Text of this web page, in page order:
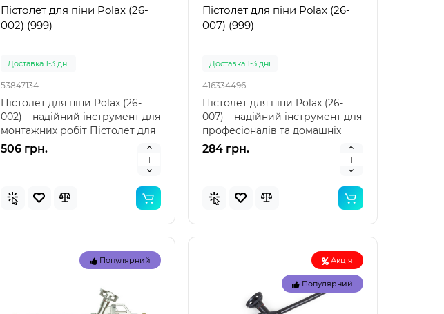
Пістолет для піни Polax (26-
002) (999)
Доставка 1-3 дні
53847134
Пістолет для піни Polax (26-
002) – надійний інструмент для
монтажних робіт Пістолет для
піни Polax (..
506 грн.
Пістолет для піни Polax (26-
007) (999)
Доставка 1-3 дні
416334496
Пістолет для піни Polax (26-
007) – надійний інструмент для
професіоналів та домашніх
майстрів Пісто..
284 грн.
Популярний Акція
Популярний